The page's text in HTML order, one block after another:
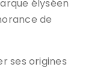
élyséen
de
ses origines